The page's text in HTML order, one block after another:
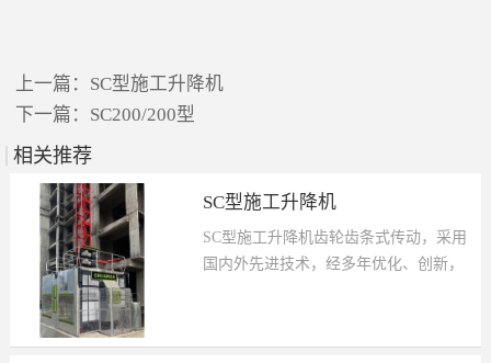
上一篇： SC型施工升降机
下一篇： SC200/200型
相关推荐
SC型施工升降机
SC型施工升降机齿轮齿条式传动，采用
国内外先进技术，经多年优化、创新，
筑施工最理想的垂直运输设备。它具有造